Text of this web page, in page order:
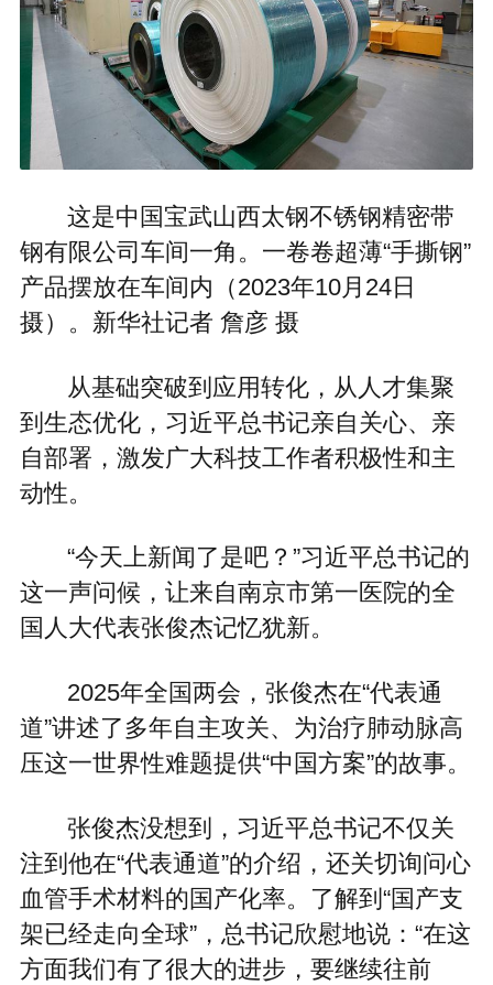
这是中国宝武山西太钢不锈钢精密带
钢有限公司车间一角。一卷卷超薄“手撕钢”
产品摆放在车间内（2023年10月24日
摄）。新华社记者 詹彦 摄
从基础突破到应用转化，从人才集聚
到生态优化，习近平总书记亲自关心、亲
自部署，激发广大科技工作者积极性和主
动性。
“今天上新闻了是吧？”习近平总书记的
这一声问候，让来自南京市第一医院的全
国人大代表张俊杰记忆犹新。
2025年全国两会，张俊杰在“代表通
道”讲述了多年自主攻关、为治疗肺动脉高
压这一世界性难题提供“中国方案”的故事。
张俊杰没想到，习近平总书记不仅关
注到他在“代表通道”的介绍，还关切询问心
血管手术材料的国产化率。了解到“国产支
架已经走向全球”，总书记欣慰地说：“在这
方面我们有了很大的进步，要继续往前